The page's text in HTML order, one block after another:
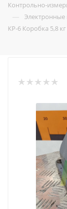
Контрольно-
—
КР-6 Коробка 5,8